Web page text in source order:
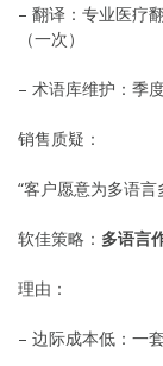
– 翻译：专业医疗
（一次）
– 术语库维护：季
销售质疑：
“客户愿意为多语言
软佳策略： 多语言
理由：
– 边际成本低：一